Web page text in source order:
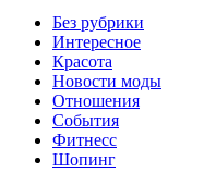
Без рубрики
Интересное
Красота
Новости моды
Отношения
События
Фитнесс
Шопинг